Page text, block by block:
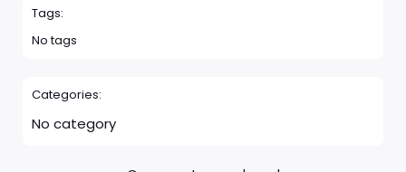
Tags:
No tags
Categories:
No category